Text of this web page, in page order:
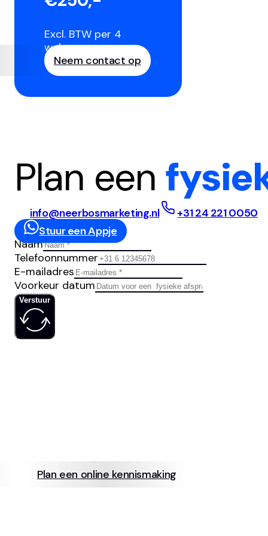
Excl. BTW per 4
weken
Neem contact op
Plan een
info@neerbosmarketing.nl
+31 24 221 0050
Stuur een Appje
Naam
Telefoonnummer
E-mailadres
Voorkeur datum
Verstuur
Plan een online kennismaking